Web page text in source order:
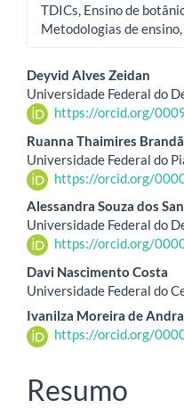
TDICs, Ensino de
Metodologias de
Conteúdo
do
artigo
principal
Deyvid Alves Zeidan
Universidade Federal do
https://orcid.org/
Ruanna Thaimires
Universidade Federal do
https://orcid.org/
Alessandra Souza dos
Universidade Federal do
https://orcid.org/
Davi Nascimento Costa
Universidade Federal do
Ivanilza Moreira de
https://orcid.org/
Resumo